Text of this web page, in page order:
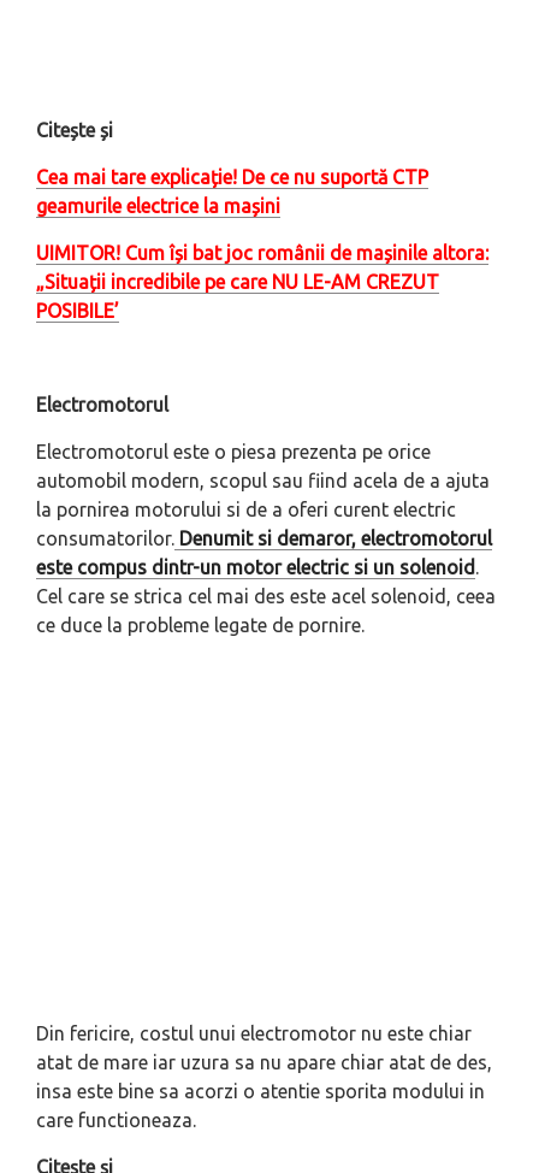
Citește și
Cea mai tare explicație! De ce nu suportă CTP
geamurile electrice la mașini
UIMITOR! Cum își bat joc românii de mașinile altora:
„Situații incredibile pe care NU LE-AM CREZUT
POSIBILE’
Electromotorul
Electromotorul este o piesa prezenta pe orice
automobil modern, scopul sau fiind acela de a ajuta
la pornirea motorului si de a oferi curent electric
consumatorilor. Denumit si demaror, electromotorul
este compus dintr-un motor electric si un solenoid .
Cel care se strica cel mai des este acel solenoid, ceea
ce duce la probleme legate de pornire.
Din fericire, costul unui electromotor nu este chiar
atat de mare iar uzura sa nu apare chiar atat de des,
insa este bine sa acorzi o atentie sporita modului in
care functioneaza.
Citește și